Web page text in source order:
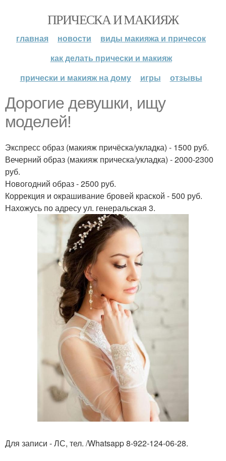
ПРИЧЕСКА И МАКИЯЖ
главная новости
виды макияжа и причесок
как делать прически и макияж
прически и макияж на дому
игры отзывы
Дорогие девушки, ищу
моделей!
Экспресс образ (макияж причёска/укладка) - 1500 руб.
Вечерний образ (макияж прическа/укладка) - 2000-2300
руб.
Новогодний образ - 2500 руб.
Коррекция и окрашивание бровей краской - 500 руб.
Нахожусь по адресу ул. генеральская 3.
Для записи - ЛС, тел. /Whatsapp 8-922-124-06-28.